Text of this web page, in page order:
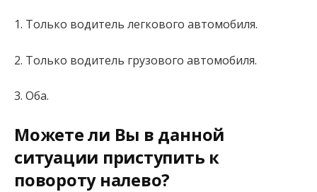
1. Только водитель легкового автомобиля.
2. Только водитель грузового автомобиля.
3. Оба.
Можете ли Вы в данной
ситуации приступить к
повороту налево?